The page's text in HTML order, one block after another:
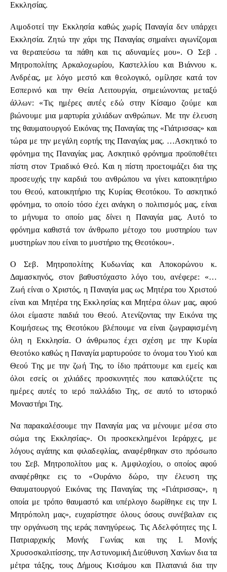
Εκκλησίας.
Αιμοδοτεί την Εκκλησία καθώς χωρίς Παναγία δεν υπάρχει
Εκκλησία. Ζητώ την χάρι της Παναγίας σημαίνει αγωνίζομαι
να θεραπεύσω τα πάθη και τις αδυναμίες μου». Ο Σεβ .
Μητροπολίτης Αρκαλοχωρίου, Καστελλίου και Βιάννου κ.
Ανδρέας, με λόγο μεστό και θεολογικό, ομίλησε κατά τον
Εσπερινό και την Θεία Λειτουργία, σημειώνοντας μεταξύ
άλλων: «Τις ημέρες αυτές εδώ στην Κίσαμο ζούμε και
βιώνουμε μια μαρτυρία χιλιάδων ανθρώπων. Με την έλευση
της θαυματουργού Εικόνας της Παναγίας της «Γιάτρισσας» και
τώρα με την μεγάλη εορτής της Παναγίας μας. …Ασκητικό το
φρόνημα της Παναγίας μας. Ασκητικό φρόνημα προϋποθέτει
πίστη στον Τριαδικό Θεό. Και η πίστη προετοιμάζει δια της
προσευχής την καρδιά του ανθρώπου να γίνει κατοικητήριο
του Θεού, κατοικητήριο της Κυρίας Θεοτόκου. Το ασκητικό
φρόνημα, το οποίο τόσο έχει ανάγκη ο πολιτισμός μας, είναι
το μήνυμα το οποίο μας δίνει η Παναγία μας. Αυτό το
φρόνημα καθιστά τον άνθρωπο μέτοχο του μυστηρίου των
μυστηρίων που είναι το μυστήριο της Θεοτόκου».
Ο Σεβ. Μητροπολίτης Κυδωνίας και Αποκορώνου κ.
Δαμασκηνός, στον βαθυστόχαστο λόγο του, ανέφερε: «…
Ζωή είναι ο Χριστός, η Παναγία μας ως Μητέρα του Χριστού
είναι και Μητέρα της Εκκλησίας και Μητέρα όλων μας, αφού
όλοι είμαστε παιδιά του Θεού. Ατενίζοντας την Εικόνα της
Κοιμήσεως της Θεοτόκου βλέπουμε να είναι ζωγραφισμένη
όλη η Εκκλησία. Ο άνθρωπος έχει σχέση με την Κυρία
Θεοτόκο καθώς η Παναγία μαρτυρούσε το όνομα του Υιού και
Θεού Της με την ζωή Της, το ίδιο πράττουμε και εμείς και
όλοι εσείς οι χιλιάδες προσκυνητές που κατακλύζετε τις
ημέρες αυτές το ιερό παλλάδιο Της, σε αυτό το ιστορικό
Μοναστήρι Της.
Να παρακαλέσουμε την Παναγία μας να μένουμε μέσα στο
σώμα της Εκκλησίας». Οι προσκεκλημένοι Ιεράρχες, με
λόγους αγάπης και φιλαδεφλίας, αναφέρθηκαν στο πρόσωπο
του Σεβ. Μητροπολίτου μας κ. Αμφιλοχίου, ο οποίος αφού
αναφέρθηκε εις το «Ουράνιο δώρο, την έλευση της
Θαυματουργού Εικόνας της Παναγίας της «Γιάτρισσας», η
οποία με τρόπο θαυμαστό και υπέρλογο δωρίθηκε εις την Ι.
Μητρόπολη μας», ευχαρίστησε όλους όσους συνέβαλαν εις
την οργάνωση της ιεράς πανηγύρεως. Τις Αδελφότητες της Ι.
Πατριαρχικής Μονής Γωνίας και της Ι. Μονής
Χρυσοσκαλιτίσσης, την Αστυνομική Διεύθυνση Χανίων δια τα
μέτρα τάξης, τους Δήμους Κισάμου και Πλατανιά δια την